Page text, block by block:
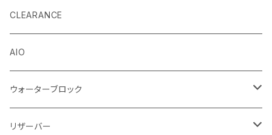
EK by LM Tek
Stealkey Customs (coming soon)
CLEARANCE
AIO
ウォーターブロック
CPUウォーターブロック
リザーバー